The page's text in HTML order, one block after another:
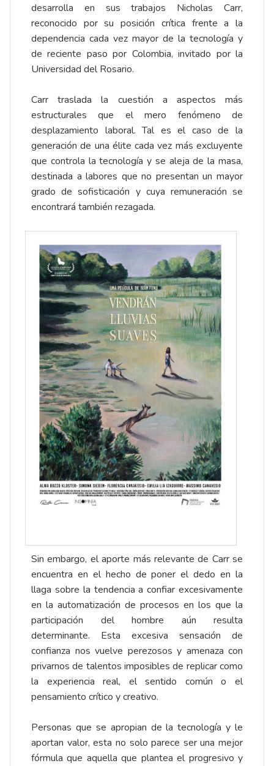
desarrolla en sus trabajos Nicholas Carr,
reconocido por su posición crítica frente a la
dependencia cada vez mayor de la tecnología y
de reciente paso por Colombia, invitado por la
Universidad del Rosario.
Carr traslada la cuestión a aspectos más
estructurales que el mero fenómeno de
desplazamiento laboral. Tal es el caso de la
generación de una élite cada vez más excluyente
que controla la tecnología y se aleja de la masa,
destinada a labores que no presentan un mayor
grado de sofisticación y cuya remuneración se
encontrará también rezagada.
Sin embargo, el aporte más relevante de Carr se
encuentra en el hecho de poner el dedo en la
llaga sobre la tendencia a confiar excesivamente
en la automatización de procesos en los que la
participación del hombre aún resulta
determinante. Esta excesiva sensación de
confianza nos vuelve perezosos y amenaza con
privarnos de talentos imposibles de replicar como
la experiencia real, el sentido común o el
pensamiento crítico y creativo.
Personas que se apropian de la tecnología y le
aportan valor, esta no solo parece ser una mejor
fórmula que aquella que plantea el progresivo y